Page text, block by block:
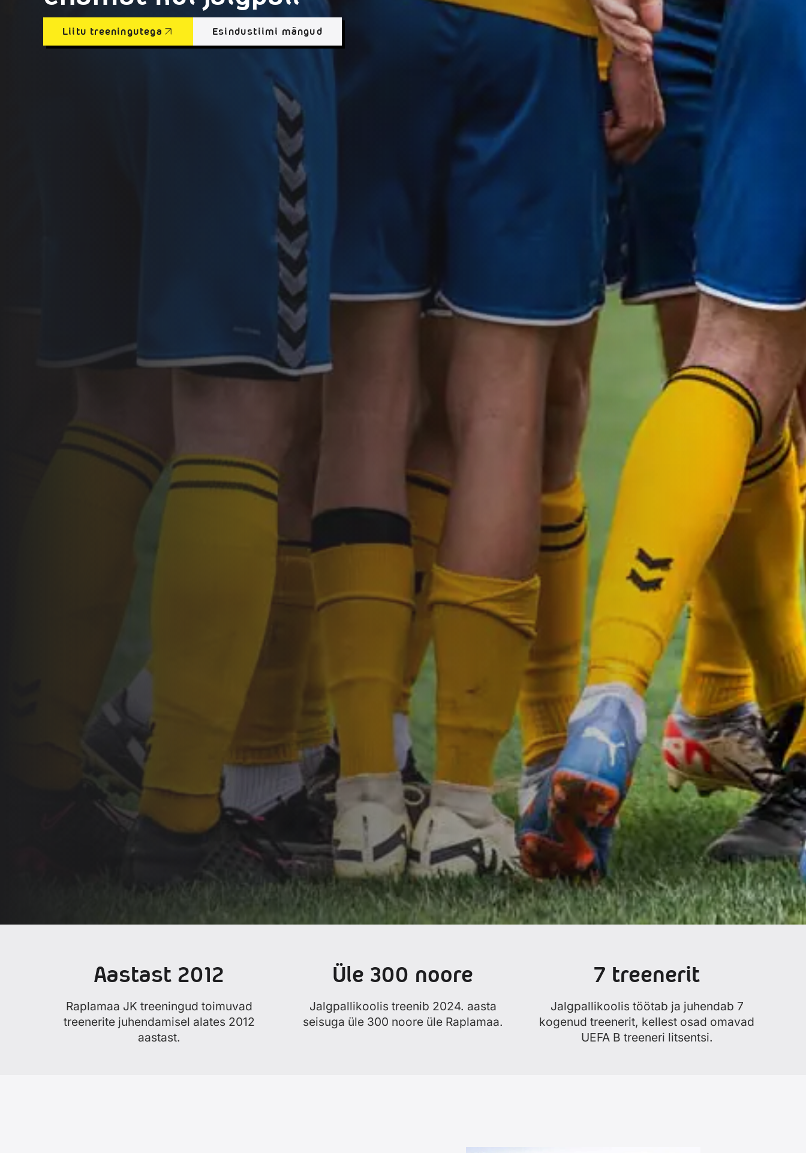
Liitu treeningutega Esindustiimi mängud
Aastast 2012
Raplamaa JK treeningud toimuvad
treenerite juhendamisel alates 2012
aastast.
Üle 300 noore
Jalgpallikoolis treenib 2024. aasta
seisuga üle 300 noore üle Raplamaa.
7 treenerit
Jalgpallikoolis töötab ja juhendab 7
kogenud treenerit, kellest osad omavad
UEFA B treeneri litsentsi.